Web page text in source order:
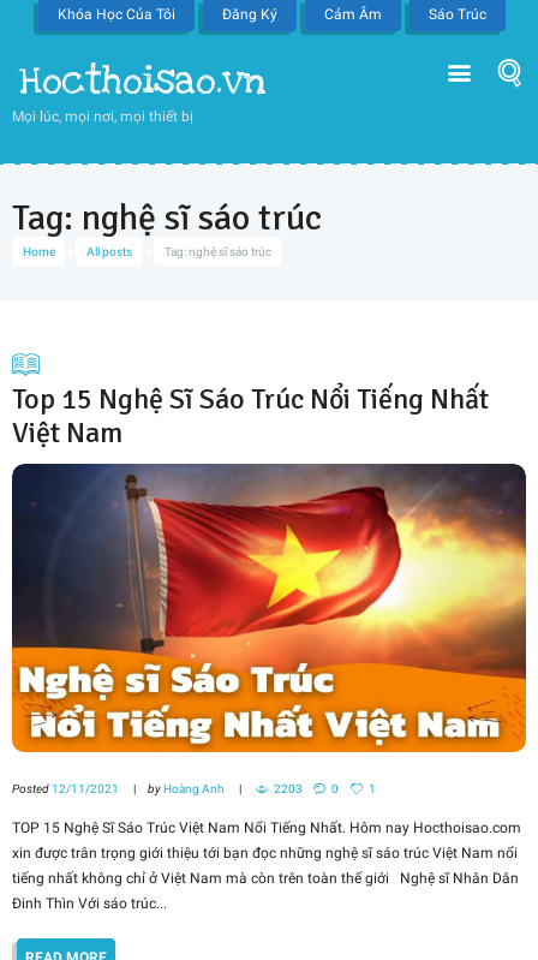
Khóa Học Của Tôi Đăng Ký Cảm Âm Sáo Trúc
Hocthoisao.vn
Mọi lúc, mọi nơi, mọi thiết bị
Home All posts Tag: nghệ sĩ sáo trúc
Tag: nghệ sĩ sáo trúc
Top 15 Nghệ Sĩ Sáo Trúc Nổi Tiếng Nhất
Việt Nam
Posted 12/11/2021 byHoàng Anh 2203 0 1
TOP 15 Nghệ Sĩ Sáo Trúc Việt Nam Nổi Tiếng Nhất. Hôm nay Hocthoisao.com
xin được trân trọng giới thiệu tới bạn đọc những nghệ sĩ sáo trúc Việt Nam nổi
tiếng nhất không chỉ ở Việt Nam mà còn trên toàn thế giới Nghệ sĩ Nhân Dân
Đinh Thìn Với sáo trúc...